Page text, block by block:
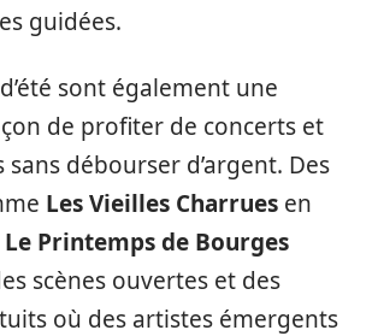
guidées.
sont également une
de profiter de concerts et
sans débourser d’argent. Des
Les Vieilles Charrues en
Le Printemps de Bourges
scènes ouvertes et des
où des artistes émergents